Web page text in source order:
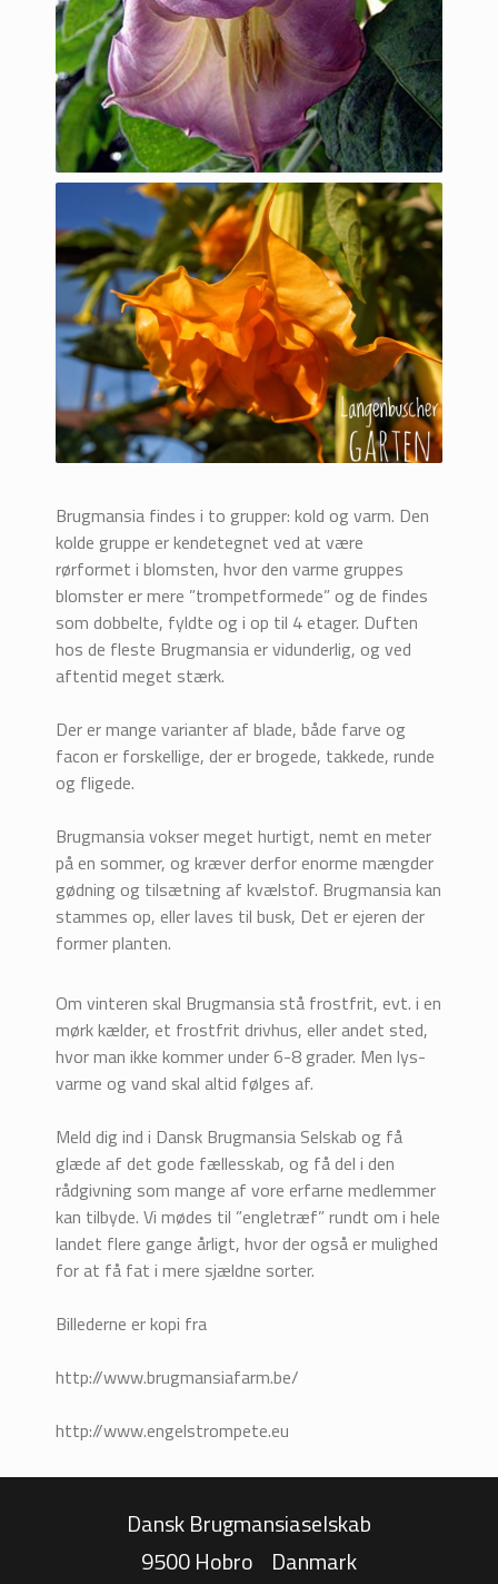
Brugmansia findes i to grupper: kold og varm. Den
kolde gruppe er kendetegnet ved at være
rørformet i blomsten, hvor den varme gruppes
blomster er mere ”trompetformede” og de findes
som dobbelte, fyldte og i op til 4 etager. Duften
hos de fleste Brugmansia er vidunderlig, og ved
aftentid meget stærk.
Der er mange varianter af blade, både farve og
facon er forskellige, der er brogede, takkede, runde
og fligede.
Brugmansia vokser meget hurtigt, nemt en meter
på en sommer, og kræver derfor enorme mængder
gødning og tilsætning af kvælstof. Brugmansia kan
stammes op, eller laves til busk, Det er ejeren der
former planten.
Om vinteren skal Brugmansia stå frostfrit, evt. i en
mørk kælder, et frostfrit drivhus, eller andet sted,
hvor man ikke kommer under 6-8 grader. Men lys-
varme og vand skal altid følges af.
Meld dig ind i Dansk Brugmansia Selskab og få
glæde af det gode fællesskab, og få del i den
rådgivning som mange af vore erfarne medlemmer
kan tilbyde. Vi mødes til ”engletræf” rundt om i hele
landet flere gange årligt, hvor der også er mulighed
for at få fat i mere sjældne sorter.
Billederne er kopi fra
http://www.brugmansiafarm.be/
http://www.engelstrompete.eu
Dansk Brugmansiaselskab
9500 Hobro
Danmark